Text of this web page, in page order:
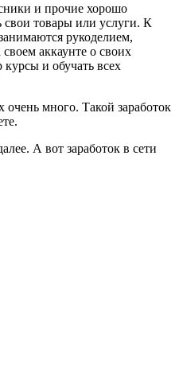
и прочие хорошо
свои товары или услуги. К
рукоделием,
аккаунте о своих
и обучать всех
очень много. Такой заработок
А вот заработок в сети